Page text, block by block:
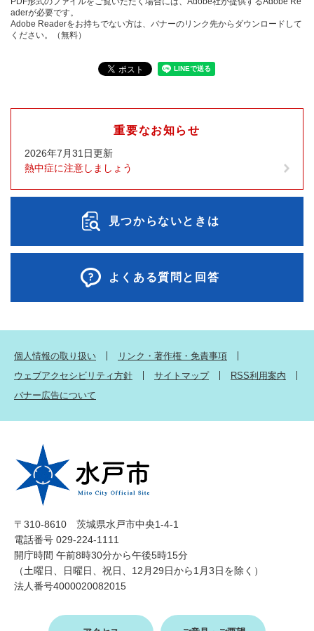
aderが必要です。
Adobe Readerをお持ちでない方は、バナーのリンク先からダウンロードして
ください。（無料）
重要なお知らせ
2026年7月31日更新
熱中症に注意しましょう
見つからないときは
よくある質問と回答
個人情報の取り扱い
リンク・著作権・免責事項
ウェブアクセシビリティ方針
サイトマップ
RSS利用案内
バナー広告について
〒310-8610 茨城県水戸市中央1-4-1
電話番号 029-224-1111
開庁時間 午前8時30分から午後5時15分
（土曜日、日曜日、祝日、12月29日から1月3日を除く）
法人番号4000020082015